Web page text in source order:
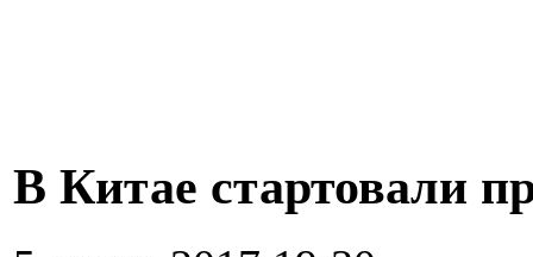
В Китае стартовали